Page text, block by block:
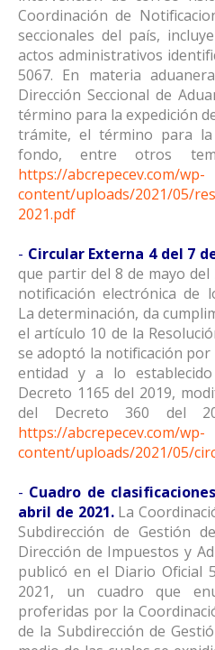
Coordinación de
seccionales del país,
actos administrativos
5067. En materia
Dirección Seccional de
término para la expedición
trámite, el término para
fondo, entre otros
https://abcrepecev.com/wp-
content/uploads/2021/05/
2021.pdf
- Circular Externa 4 del 7
que partir del 8 de mayo
notificación electrónica de
La determinación, da
el artículo 10 de la
se adoptó la notificación
entidad y a lo
Decreto 1165 del 2019,
del Decreto 360 del
https://abcrepecev.com/wp-
content/uploads/2021/05/
- Cuadro de
abril de 2021. La
Subdirección de Gestión
Dirección de Impuestos y
publicó en el Diario Oficial
2021, un cuadro que
proferidas por la
de la Subdirección de